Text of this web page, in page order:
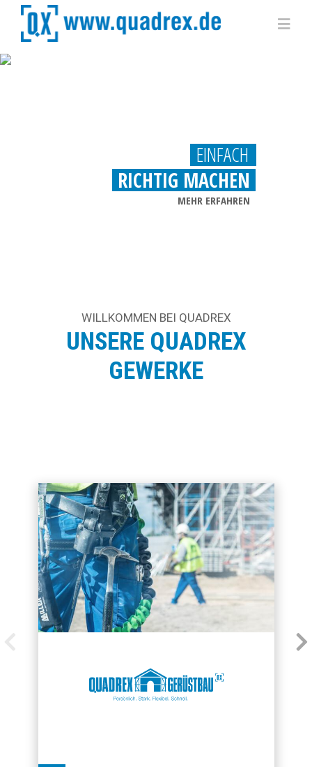
Zum
springen
MEHR ERFAHREN
RICHTIG MACHEN
EINFACH
WILLKOMMEN BEI QUADREX
UNSERE QUADREX
GEWERKE